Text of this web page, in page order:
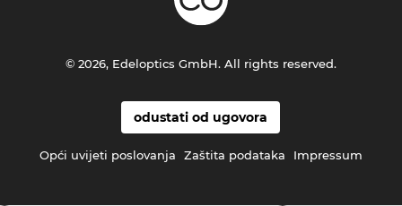
odustati od ugovora
Opći uvijeti poslovanja Zaštita podataka Impressum
© 2026, Edeloptics GmbH. All rights reserved.